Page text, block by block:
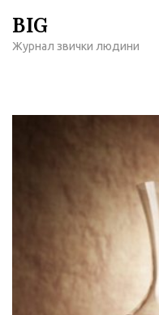
содержимому
BIG
Журнал звички людини